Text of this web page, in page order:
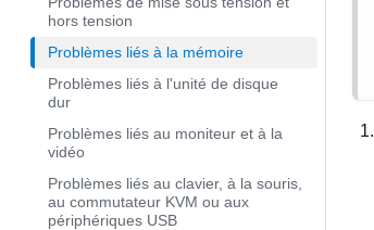
hors tension
Problèmes liés à la mémoire
Problèmes liés à l'unité de disque
dur
Problèmes liés au moniteur et à la
vidéo
Problèmes liés au clavier, à la souris,
au commutateur KVM ou aux
périphériques USB